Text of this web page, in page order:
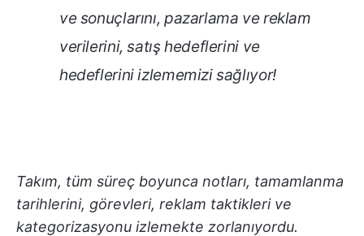
ve sonuçlarını, pazarlama ve reklam
verilerini, satış hedeflerini ve
hedeflerini izlememizi sağlıyor!
Takım, tüm süreç boyunca notları, tamamlanma
tarihlerini, görevleri, reklam taktikleri ve
kategorizasyonu izlemekte zorlanıyordu.